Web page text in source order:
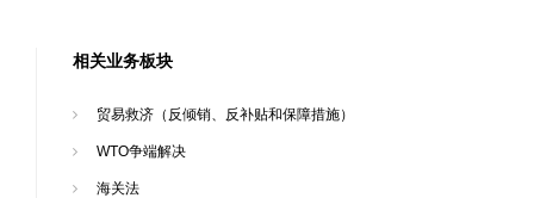
相关业务板块
贸易救济（反倾销、反补贴和保障措施）
WTO争端解决
海关法